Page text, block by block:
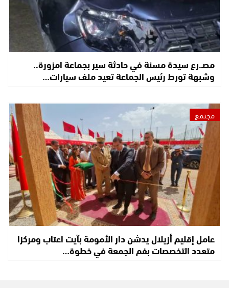
مصـ.رع سيدة مسنة في حادثة سير بجماعة امزورة..
وشبهة تورط رئيس الجماعة تعيد ملف سيارات…
مجتمع
عامل إقليم أزيلال يدشن دار الأمومة بآيت اعتاب ومركزا
متعدد التخصصات بفم الجمعة في خطوة…